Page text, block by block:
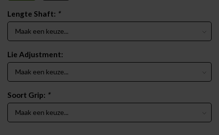
Lengte Shaft: *
Lie Adjustment:
Soort Grip: *